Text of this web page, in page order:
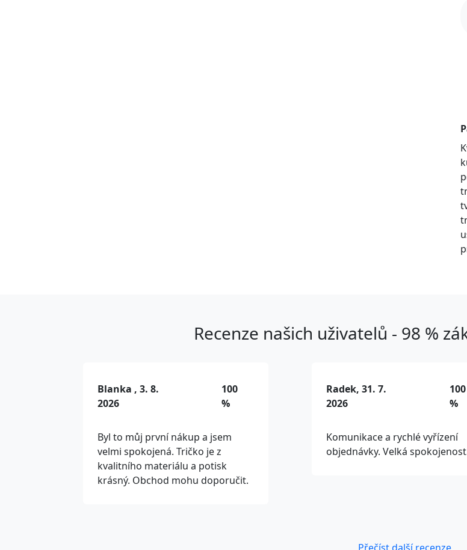
Recenze našich uživatelů - 98 %
Blanka , 3. 8.
2026
100
%
Byl to můj první nákup a jsem
velmi spokojená. Tričko je z
kvalitního materiálu a potisk
krásný. Obchod mohu doporučit.
Radek, 31. 7.
2026
100
%
Komunikace a rychlé vyřízení
objednávky. Velká